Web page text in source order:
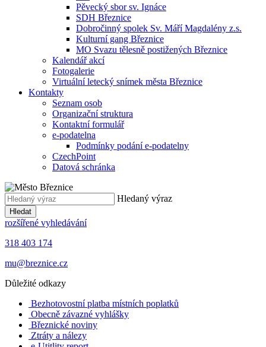
Pěvecký sbor sv. Ignáce
SDH Březnice
Dobročinný spolek Sv. Máří Magdalény z.s.
Kulturní gang Březnice
MO Svazu tělesně postižených Březnice
Kalendář akcí
Fotogalerie
Virtuální letecký snímek města Březnice
Kontakty
Seznam osob
Organizační struktura
Kontaktní formulář
e-podatelna
Podmínky podání e-podatelny
CzechPoint
Datová schránka
Hledaný výraz
Hledat
rozšířené vyhledávání
318 403 174
mu@breznice.cz
Důležité odkazy
Bezhotovostní platba místních poplatků
Obecně závazné vyhlášky
Březnické noviny
Ztráty a nálezy